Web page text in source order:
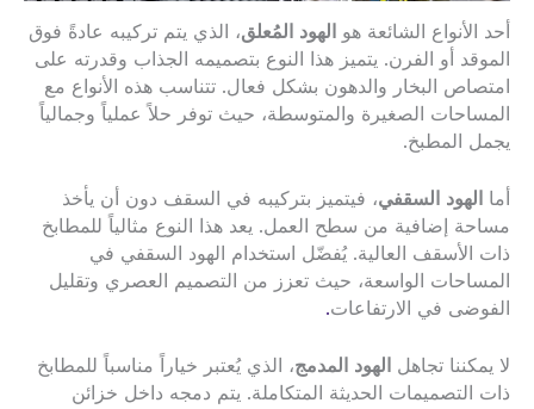
أحد الأنواع الشائعة هو الهود المُعلق، الذي يتم تركيبه عادةً فوق
الموقد أو الفرن. يتميز هذا النوع بتصميمه الجذاب وقدرته على
امتصاص البخار والدهون بشكل فعال. تتناسب هذه الأنواع مع
المساحات الصغيرة والمتوسطة، حيث توفر حلاً عملياً وجمالياً
يجمل المطبخ.
أما الهود السقفي، فيتميز بتركيبه في السقف دون أن يأخذ
مساحة إضافية من سطح العمل. يعد هذا النوع مثالياً للمطابخ
ذات الأسقف العالية. يُفضّل استخدام الهود السقفي في
المساحات الواسعة، حيث تعزز من التصميم العصري وتقليل
الفوضى في الارتفاعات.
لا يمكننا تجاهل الهود المدمج، الذي يُعتبر خياراً مناسباً للمطابخ
ذات التصميمات الحديثة المتكاملة. يتم دمجه داخل خزائن